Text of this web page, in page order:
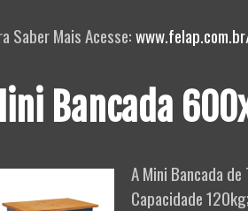
Saber Mais Acesse:
Bancada
A Mini Bancada
Capacidade 120kg;